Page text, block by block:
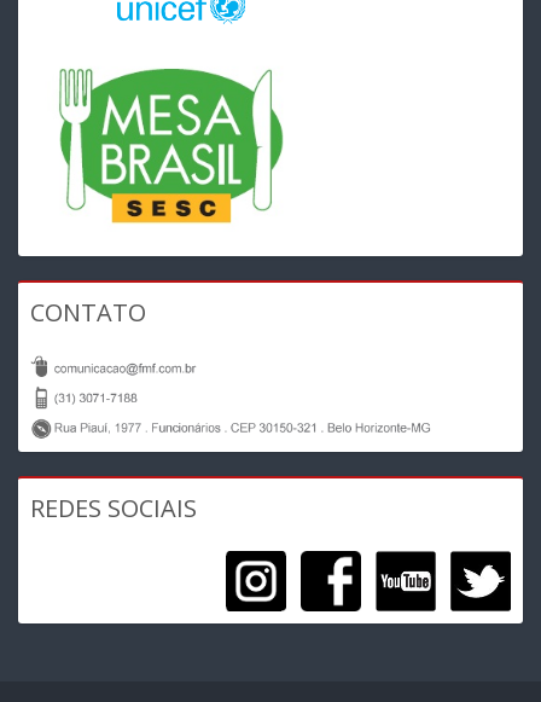
CONTATO
REDES SOCIAIS